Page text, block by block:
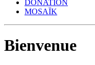
DONATION
MOSAÏK
Bienvenue